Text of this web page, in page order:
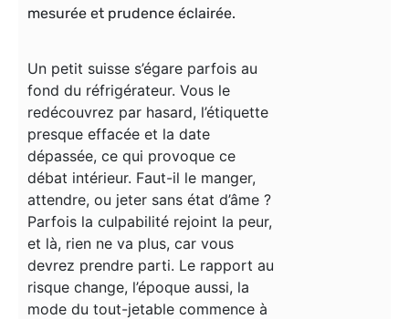
mesurée et prudence éclairée.
Un petit suisse s’égare parfois au
fond du réfrigérateur. Vous le
redécouvrez par hasard, l’étiquette
presque effacée et la date
dépassée, ce qui provoque ce
débat intérieur. Faut-il le manger,
attendre, ou jeter sans état d’âme ?
Parfois la culpabilité rejoint la peur,
et là, rien ne va plus, car vous
devrez prendre parti. Le rapport au
risque change, l’époque aussi, la
mode du tout-jetable commence à